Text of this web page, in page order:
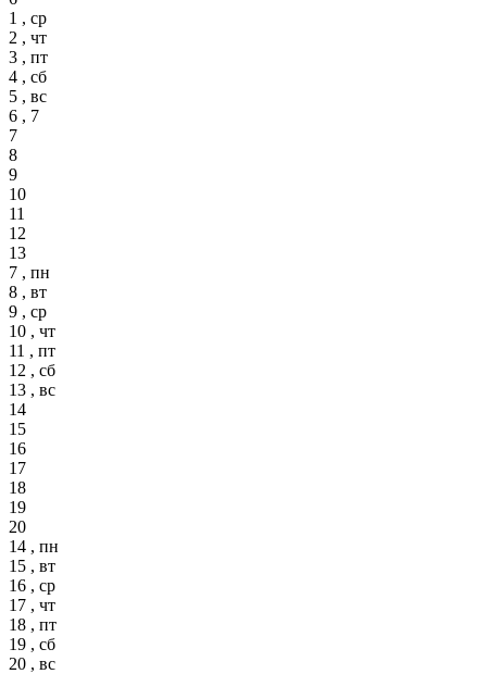
1 , ср
2 , чт
3 , пт
4 , сб
5 , вс
6 , 7
7
8
9
10
11
12
13
7 , пн
8 , вт
9 , ср
10 , чт
11 , пт
12 , сб
13 , вс
14
15
16
17
18
19
20
14 , пн
15 , вт
16 , ср
17 , чт
18 , пт
19 , сб
20 , вс